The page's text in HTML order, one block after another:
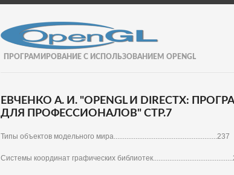
ПРОГРАМИРОВАНИЕ С ИСПОЛЬЗОВАНИЕМ OPENGL
ЕВЧЕНКО А. И. "OPENGL И DIRECTX:
ДЛЯ ПРОФЕССИОНАЛОВ" СТР.7
Типы объектов модельного мира.........................................................237
Системы координат графических